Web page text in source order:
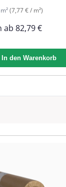
(7,77 € / m²)
ab 82,79 €
In den Warenkorb